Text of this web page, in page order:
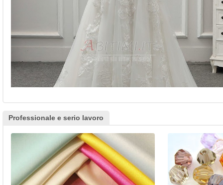
Professionale e serio lavoro